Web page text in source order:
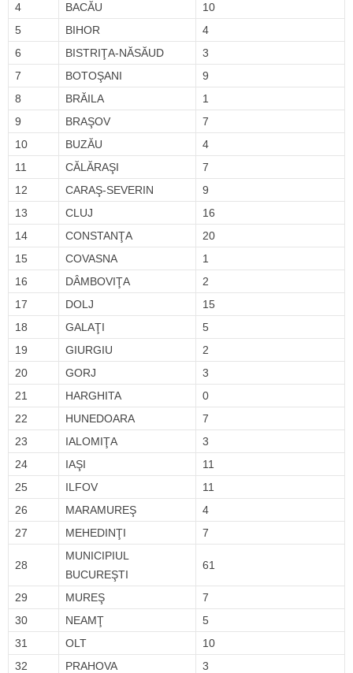
4
BACĂU
10
5
BIHOR
4
6
BISTRIŢA-NĂSĂUD
3
7
BOTOŞANI
9
8
BRĂILA
1
9
BRAŞOV
7
10
BUZĂU
4
11
CĂLĂRAŞI
7
12
CARAŞ-SEVERIN
9
13
CLUJ
16
14
CONSTANŢA
20
15
COVASNA
1
16
DÂMBOVIŢA
2
17
DOLJ
15
18
GALAŢI
5
19
GIURGIU
2
20
GORJ
3
21
HARGHITA
0
22
HUNEDOARA
7
23
IALOMIŢA
3
24
IAŞI
11
25
ILFOV
11
26
MARAMUREŞ
4
27
MEHEDINŢI 7
28
MUNICIPIUL
BUCUREŞTI
61
29 MUREŞ
7
30
NEAMŢ
5
31
OLT
10
32
PRAHOVA
3